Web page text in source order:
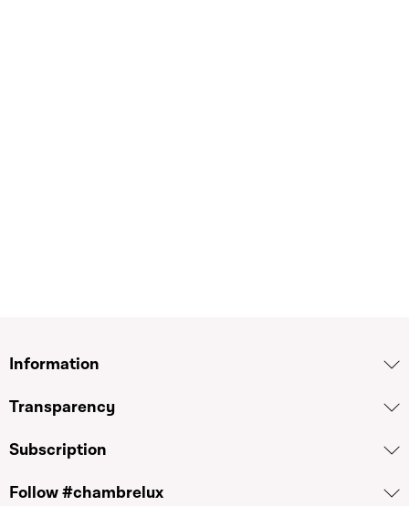
Information
Transparency
Subscription
Follow #chambrelux